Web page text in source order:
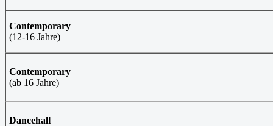
Contemporary
(12-16 Jahre)
Contemporary
(ab 16 Jahre)
Dancehall